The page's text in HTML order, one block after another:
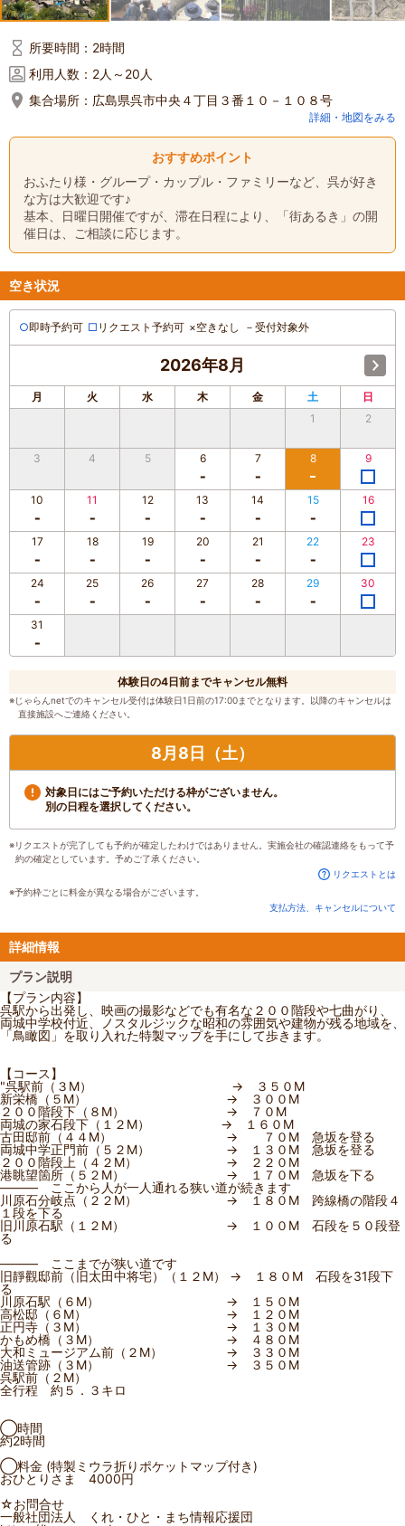
所要時間： 2時間
利用人数： 2人～20人
集合場所： 広島県呉市中央４丁目３番１０－１０８号
詳細・地図をみる
おすすめポイント
おふたり様・グループ・カップル・ファミリーなど、呉が好き
な方は大歓迎です♪
基本、日曜日開催ですが、滞在日程により、「街あるき」の開
催日は、ご相談に応じます。
空き状況
○即時予約可 □ リクエスト予約可 ×空きなし － 受付対象外
2026年8月
月 火 水 木 金 土
日
1
2
3 4 5 6 7 8 9
10 11 12 13 14 15 16
17 18 19 20 21 22 23
24 25 26 27 28 29 30
31
体験日の4日前までキャンセル無料
※じゃらんnetでのキャンセル受付は体験日1日前の17:00までとなります。以降のキャンセルは
直接施設へご連絡ください。
8月8日（土）
対象日にはご予約いただける枠がございません。
別の日程を選択してください。
※リクエストが完了しても予約が確定したわけではありません。実施会社の確認連絡をもって予
約の確定としています。予めご了承ください。
リクエストとは
※予約枠ごとに料金が異なる場合がございます。
支払方法、キャンセルについて
詳細情報
プラン説明
【プラン内容】
呉駅から出発し、映画の撮影などでも有名な２００階段や七曲がり、
両城中学校付近、ノスタルジックな昭和の雰囲気や建物が残る地域を、
「鳥瞰図」を取り入れた特製マップを手にして歩きます。
【コース】
"呉駅前（３M） → ３５０M
新栄橋（５M） → ３００M
２００階段下（８M） → ７０M
両城の家石段下（１２M） → １６０M
古田邸前（４４M） → ７０M 急坂を登る
両城中学正門前（５２M） → １３０M 急坂を登る
２００階段上（４２M） → ２２０M
港眺望箇所（５２M） → １７０M 急坂を下る
――― ここから人が一人通れる狭い道が続きます
川原石分岐点（２２M） → １８０M 跨線橋の階段４
１段を下る
旧川原石駅（１２M） → １００M 石段を５０段登
る
――― ここまでが狭い道です
旧靜觀邸前（旧太田中将宅）（１２M） → １８０M 石段を31段下
る
川原石駅（６M） → １５０M
高松邸（６M） → １２０M
正円寺（３M） → １３０M
かもめ橋（３M） → ４８０M
大和ミュージアム前（２M） → ３３０M
油送管跡（３M） → ３５０M
呉駅前（２M）
全行程 約５．３キロ
◯時間
約2時間
◯料金 (特製ミウラ折りポケットマップ付き)
おひとりさま 4000円
☆お問合せ
一般社団法人 くれ・ひと・まち情報応援団